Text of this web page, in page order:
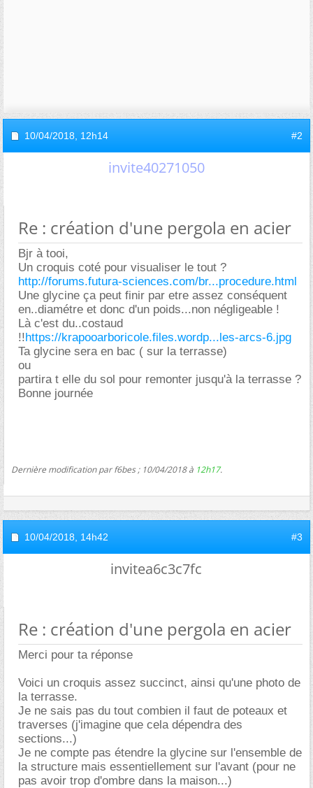
10/04/2018, 12h14 #2
invite40271050
Re : création d'une pergola en acier
Bjr à tooi,
Un croquis coté pour visualiser le tout ?
http://forums.futura-sciences.com/br...procedure.html
Une glycine ça peut finir par etre assez conséquent
en..diamétre et donc d'un poids...non négligeable !
Là c'est du..costaud
!!https://krapooarboricole.files.wordp...les-arcs-6.jpg
Ta glycine sera en bac ( sur la terrasse)
ou
partira t elle du sol pour remonter jusqu'à la terrasse ?
Bonne journée
Dernière modification par f6bes ; 10/04/2018 à 12h17.
10/04/2018, 14h42 #3
invitea6c3c7fc
Re : création d'une pergola en acier
Merci pour ta réponse
Voici un croquis assez succinct, ainsi qu'une photo de
la terrasse.
Je ne sais pas du tout combien il faut de poteaux et
traverses (j'imagine que cela dépendra des
sections...)
Je ne compte pas étendre la glycine sur l'ensemble de
la structure mais essentiellement sur l'avant (pour ne
pas avoir trop d'ombre dans la maison...)